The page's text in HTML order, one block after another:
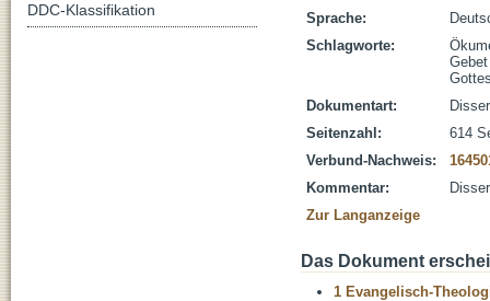
Sprache:
Schlagworte:
Gebet
Dokumentart:
Seitenzahl:
614
Verbund-Nachweis:
Kommentar:
Zur Langanzeige
Das Dokument
1 Evangelisch-
DDC-Klassifikation